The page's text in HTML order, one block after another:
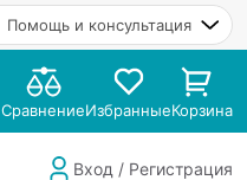
Помощь и консультация
СравнениеИзбранныеКорзина
Вход / Регистрация